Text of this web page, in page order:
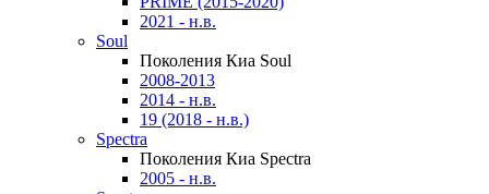
2021 - н.в.
Soul
Поколения Киа Soul
2008-2013
2014 - н.в.
19 (2018 - н.в.)
Spectra
Поколения Киа Spectra
2005 - н.в.